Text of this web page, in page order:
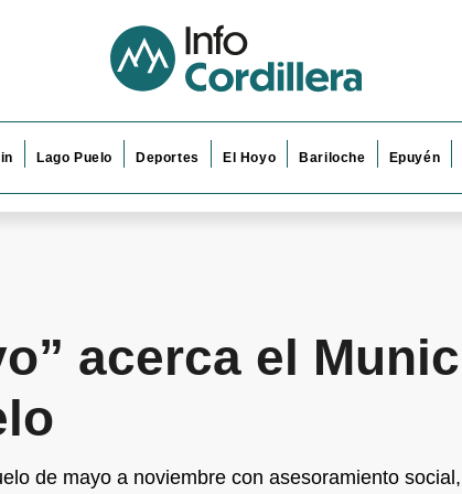
Lago Puelo Deportes El Hoyo Bariloche Epuyén
acerca el
de mayo a noviembre con asesoramiento